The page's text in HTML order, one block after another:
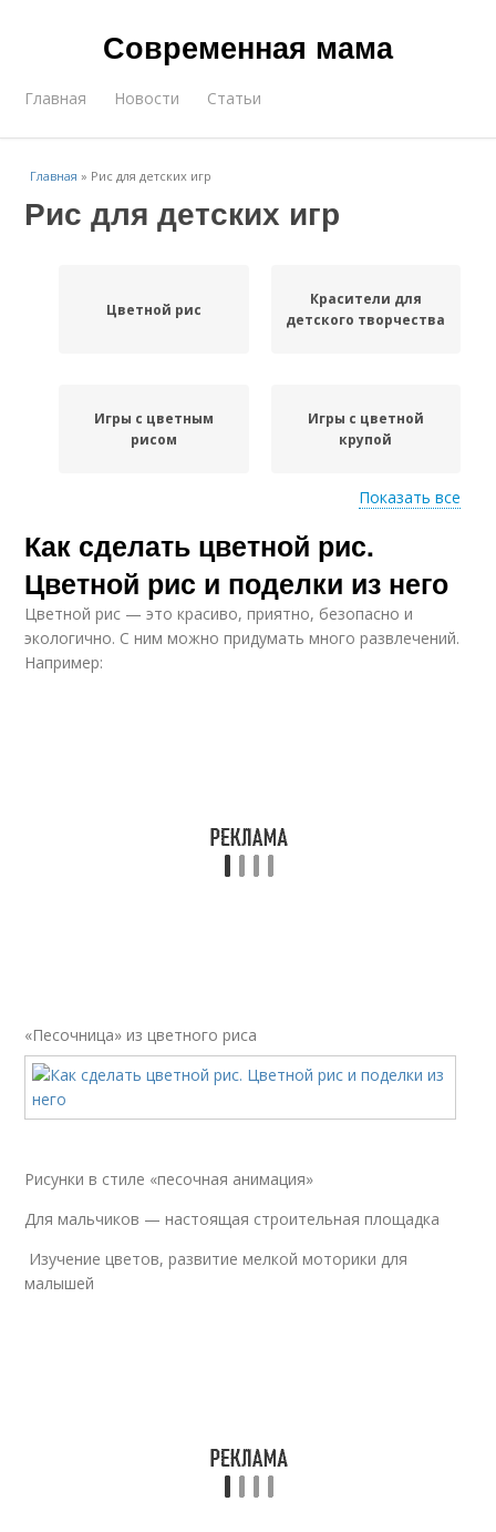
Современная мама
Главная Новости Статьи
Главная » Рис для детских игр
Рис для детских игр
Цветной рис
Красители для
детского творчества
Игры с цветным
рисом
Игры с цветной
крупой
Рис в кулинарии
Рис для детского
творчества
Рис в домашних
Показать все
Как сделать цветной рис.
Цветной рис и поделки из него
Цветной рис — это красиво, приятно, безопасно и
экологично. С ним можно придумать много развлечений.
Например:
«Песочница» из цветного риса
Рисунки в стиле «песочная анимация»
Для мальчиков — настоящая строительная площадка
Изучение цветов, развитие мелкой моторики для
малышей